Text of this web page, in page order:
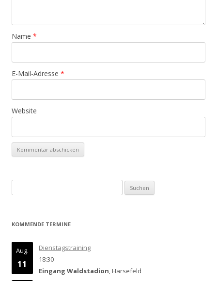
Name *
E-Mail-Adresse *
Website
nach:
KOMMENDE TERMINE
Aug.
11
Dienstagstraining
18:30
Eingang Waldstadion, Harsefeld